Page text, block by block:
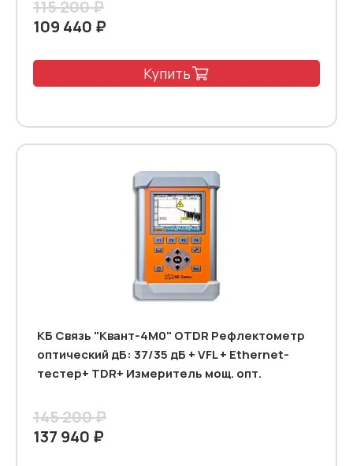
115 200 ₽
109 440 ₽
Купить
КБ Связь "Квант-4М0" OTDR Рефлектометр
оптический дБ: 37/35 дБ + VFL + Ethernet-
тестер+ TDR+ Измеритель мощ. опт.
145 200 ₽
137 940 ₽